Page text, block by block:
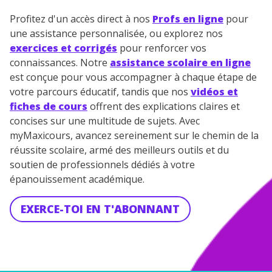
Profitez d'un accès direct à nos Profs en ligne pour
une assistance personnalisée, ou explorez nos
exercices et corrigés pour renforcer vos
connaissances. Notre assistance scolaire en ligne
est conçue pour vous accompagner à chaque étape de
votre parcours éducatif, tandis que nos vidéos et
fiches de cours offrent des explications claires et
concises sur une multitude de sujets. Avec
myMaxicours, avancez sereinement sur le chemin de la
réussite scolaire, armé des meilleurs outils et du
soutien de professionnels dédiés à votre
épanouissement académique.
EXERCE-TOI EN T'ABONNANT